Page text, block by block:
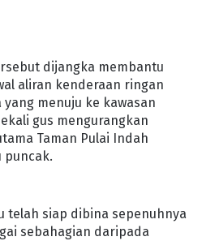
dijangka membantu
aliran kenderaan ringan
menuju ke kawasan
gus mengurangkan
Taman Pulai Indah
puncak.
telah siap dibina sepenuhnya
sebahagian daripada